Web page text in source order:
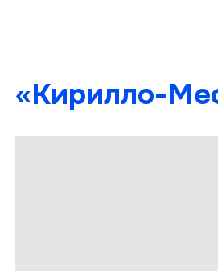
«Кирилло-